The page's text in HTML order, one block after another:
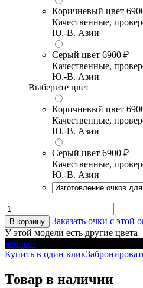
Коричневый цвет
Качественные,
Ю.-В. Азии
Серый цвет 6900 ₽
Качественные,
Ю.-В. Азии
Выберите цвет
Коричневый цвет
Качественные,
Ю.-В. Азии
Серый цвет 6900 ₽
Качественные,
Ю.-В. Азии
В корзину
Заказать очки с этой
У этой модели есть другие цвета
черный
Купить в один клик
Товар в наличии